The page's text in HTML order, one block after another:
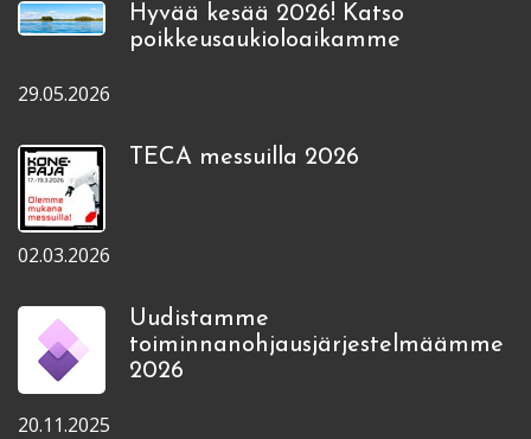
Hyvää kesää 2026! Katso
poikkeusaukioloaikamme
29.05.2026
TECA messuilla 2026
02.03.2026
Uudistamme
toiminnanohjausjärjestelmäämme
2026
20.11.2025